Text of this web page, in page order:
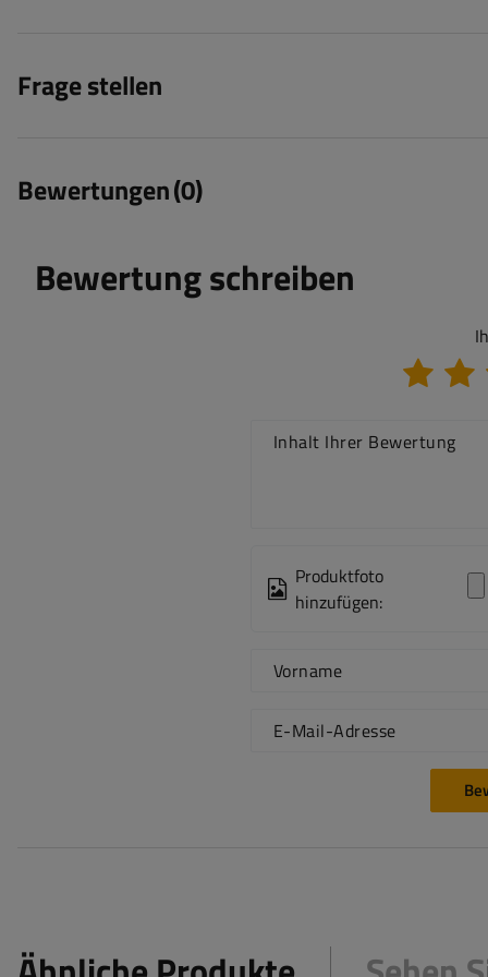
Frage stellen
Bewertungen(0)
Bewertung schreiben
Inhalt Ihrer Bewertung
Produktfoto
hinzufügen:
Vorname
E-Mail-Adresse